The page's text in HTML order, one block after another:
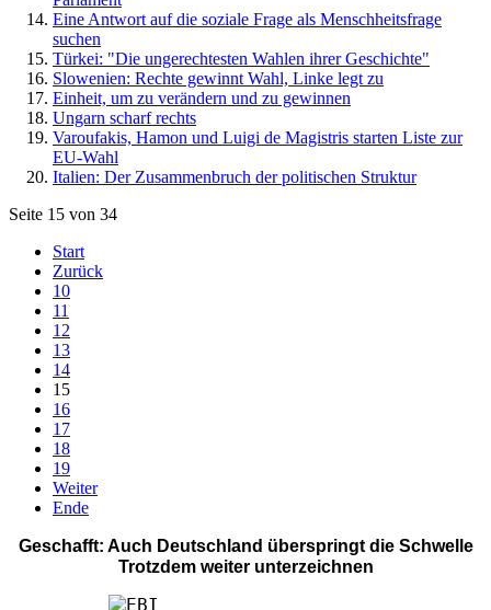
Eine Antwort auf die soziale Frage als Menschheitsfrage
suchen
Türkei: "Die ungerechtesten Wahlen ihrer Geschichte"
Slowenien: Rechte gewinnt Wahl, Linke legt zu
Einheit, um zu verändern und zu gewinnen
Ungarn scharf rechts
Varoufakis, Hamon und Luigi de Magistris starten Liste zur
EU-Wahl
Italien: Der Zusammenbruch der politischen Struktur
Seite 15 von 34
Start
Zurück
10
11
12
13
14
15
16
17
18
19
Weiter
Ende
Geschafft: Auch Deutschland überspringt die Schwelle
Trotzdem weiter unterzeichnen